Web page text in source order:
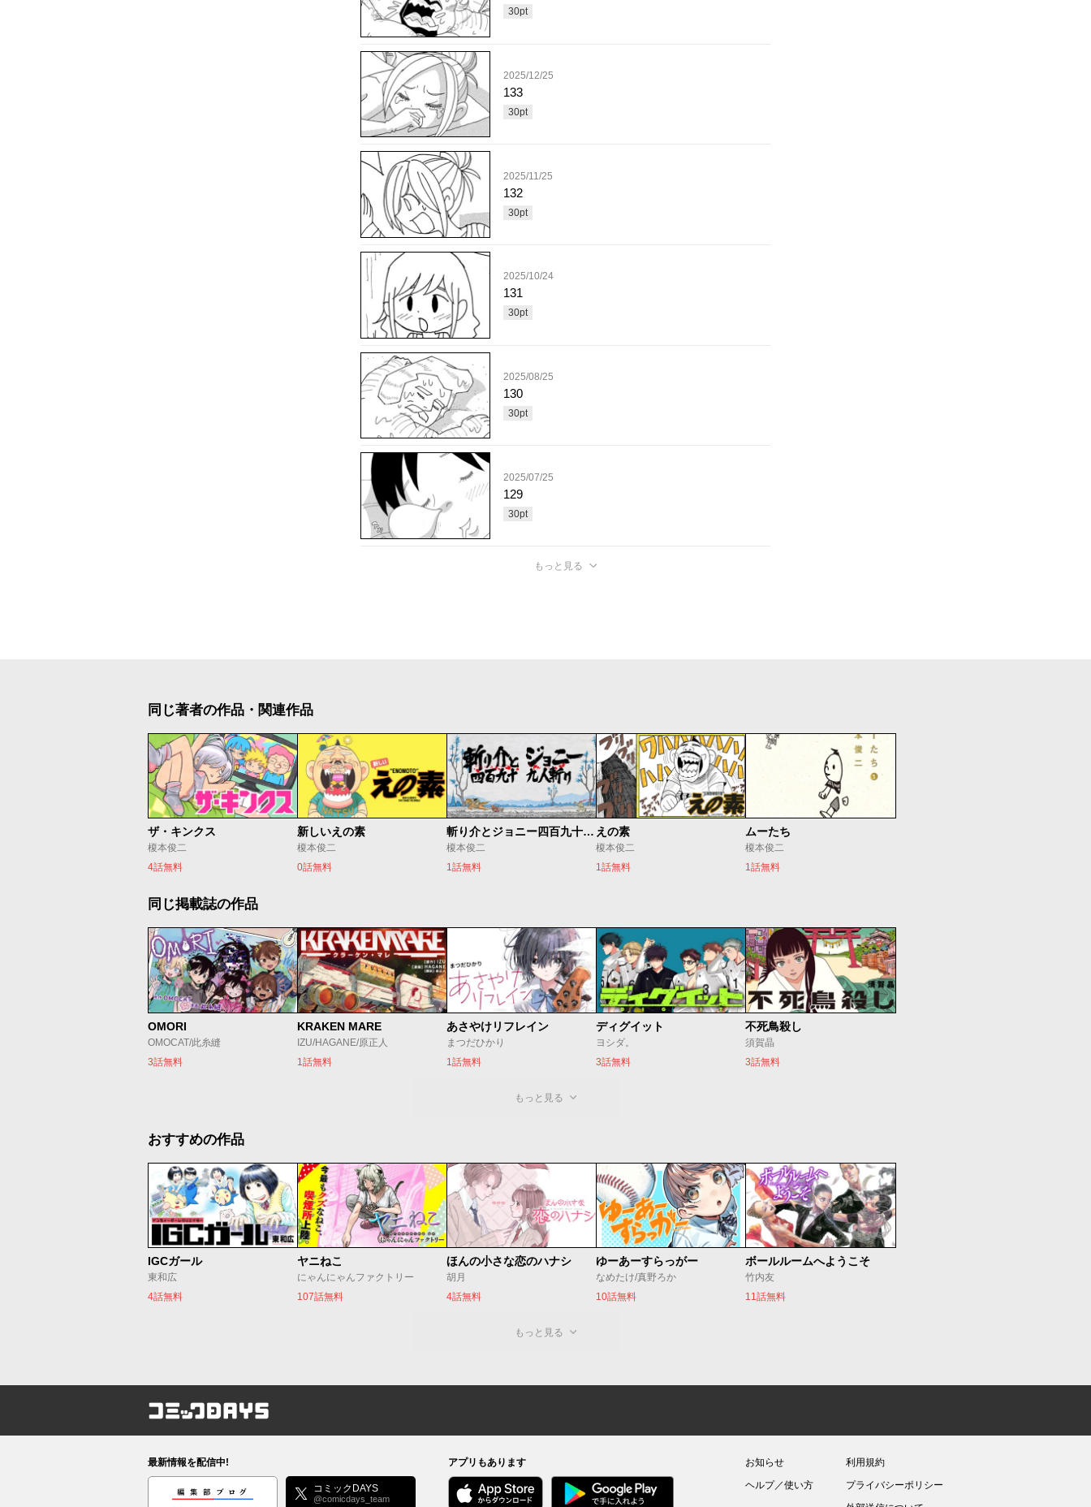
30pt
2025/12/25
133
30pt
2025/11/25
132
30pt
2025/10/24
131
30pt
2025/08/25
130
30pt
2025/07/25
129
30pt
もっと見る
同じ著者の作品・関連作品
ザ・キンクス
榎本俊二
4話無料
新しいえの素
榎本俊二
0話無料
斬り介とジョニー四百九十九人斬り
榎本俊二
1話無料
えの素
榎本俊二
1話無料
ムーたち
榎本俊二
1話無料
同じ掲載誌の作品
OMORI
OMOCAT/此糸縫
3話無料
KRAKEN MARE
IZU/HAGANE/原正人
1話無料
あさやけリフレイン
まつだひかり
1話無料
ディグイット
ヨシダ。
3話無料
不死鳥殺し
須賀晶
3話無料
もっと見る
おすすめの作品
IGCガール
東和広
4話無料
ヤニねこ
にゃんにゃんファクトリー
107話無料
ほんの小さな恋のハナシ
胡月
4話無料
ゆーあーすらっがー
なめたけ/真野ろか
10話無料
ボールルームへようこそ
竹内友
11話無料
もっと見る
コミックDAYS
最新情報を配信中!
編集部ブログ コミックDAYS
@comicdays_team
アプリもあります
お知らせ
ヘルプ／使い方
利用規約
プライバシーポリシー